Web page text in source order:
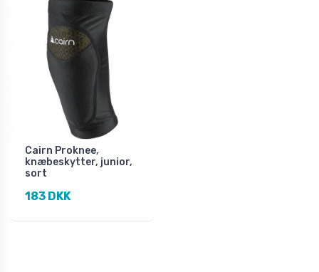
Cairn Proknee,
knæbeskytter, junior,
sort
183 DKK